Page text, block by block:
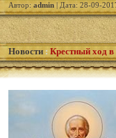
Автор:admin| Дата: 28-09-
Новости : Крестный ход